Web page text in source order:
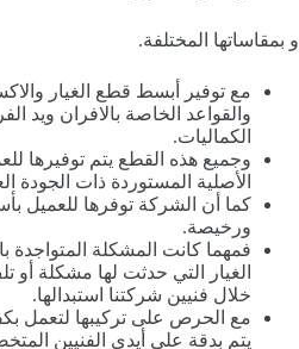
و بمقاساتها المختلفة.
مع توفير أبسط قطع الغيار
والقواعد الخاصة بالافران ويد
الكماليات.
وجميع هذه القطع يتم توفيرها
الأصلية المستوردة ذات الجودة
كما أن الشركة توفرها للعميل
ورخيصة.
فمهما كانت المشكلة المتواجدة
الغيار التي حدثت لها مشكلة
خلال فنيين شركتنا استبدالها.
مع الحرص على تركيبها لتعمل
يتم بدقة على أيدي الفنيين